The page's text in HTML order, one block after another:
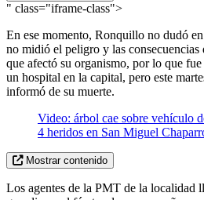
" class="iframe-class">
En ese momento, Ronquillo no dudó
no midió el peligro y las
que afectó su organismo, por lo que
un hospital en la capital, pero este
informó de su muerte.
Video: árbol cae sobre vehículo
4 heridos en San Miguel
Mostrar contenido
Los agentes de la PMT de la localidad